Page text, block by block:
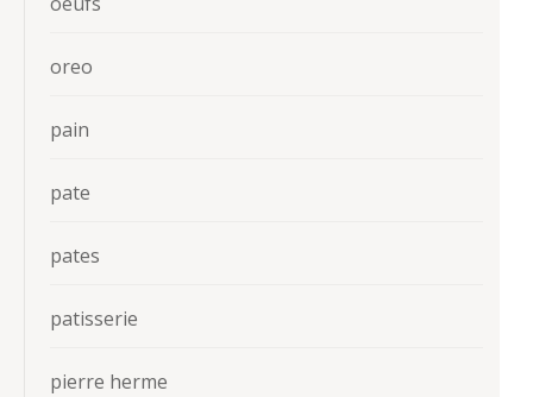
oreo
pain
pate
pates
patisserie
pierre herme